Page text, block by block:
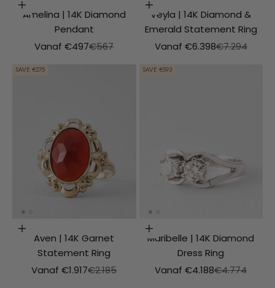
Choosing options
Amelina | 14K Diamond
Pendant
Aanbiedingsprijs
Vanaf €497Normale prijs
€567
Choosing options
Veyla | 14K Diamond &
Emerald Statement Ring
Aanbiedingsprijs
Vanaf €6.398Normale prijs
€7.294
SAVE €275
Choosing options
Aven | 14K Garnet
Statement Ring
Aanbiedingsprijs
Vanaf €1.917Normale prijs
€2.185
SAVE €593
Choosing options
Maribelle | 14K Diamond
Dress Ring
Aanbiedingsprijs
Vanaf €4.188Normale prijs
€4.774